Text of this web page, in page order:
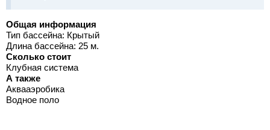
Общая информация
Тип бассейна: Крытый
Длина бассейна: 25 м.
Сколько стоит
Клубная система
А также
Аквааэробика
Водное поло